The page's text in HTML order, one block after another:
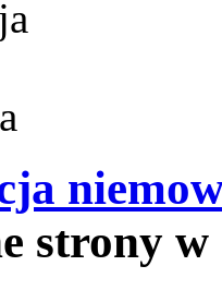
strony